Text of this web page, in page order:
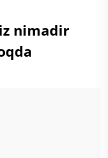
nimadir